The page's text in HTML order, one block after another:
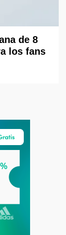
de 8
los fans